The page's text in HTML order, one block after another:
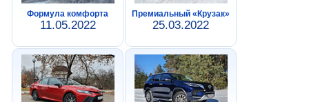
Формула комфорта
11.05.2022
Премиальный «Крузак»
25.03.2022